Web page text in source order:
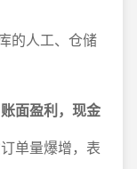
的人工、仓储
面盈利，现金
单量爆增，表